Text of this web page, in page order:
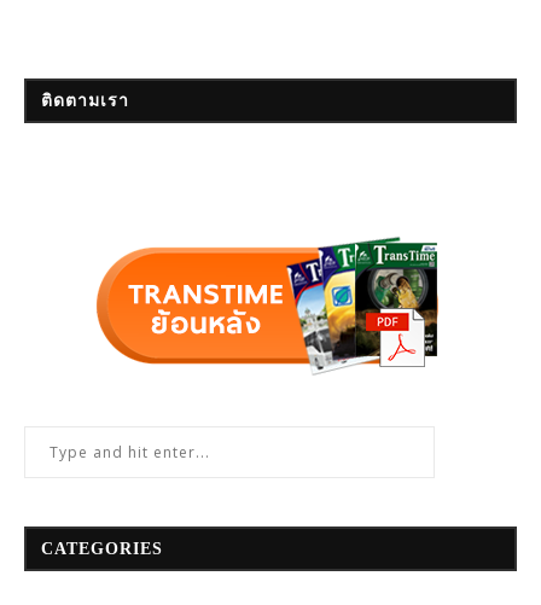
ติดตามเรา
CATEGORIES